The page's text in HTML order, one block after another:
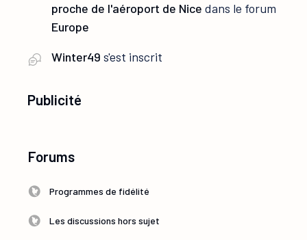
proche de l'aéroport de Nice dans le forum
Europe
Winter49 s'est inscrit
Publicité
Forums
Programmes de fidélité
Les discussions hors sujet